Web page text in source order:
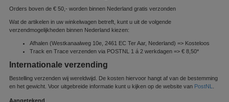
Orders boven de € 50,- worden binnen Nederland gratis verzonden
Wat de artikelen in uw winkelwagen betreft, kunt u uit de volgende
verzendmogelijkheden binnen Nederland kiezen:
Afhalen (Westkanaalweg 10e, 2461 EC Ter Aar, Nederland) => Kosteloos
Track en Trace verzenden via POSTNL 1 á 2 werkdagen => € 8,50*
Internationale verzending
Bestelling verzenden wij wereldwijd. De kosten hiervoor hangt af van de bestemming
en het gewicht. Voor uitgebreide informatie kunt u kijken op de website van PostNL
Aangetekend